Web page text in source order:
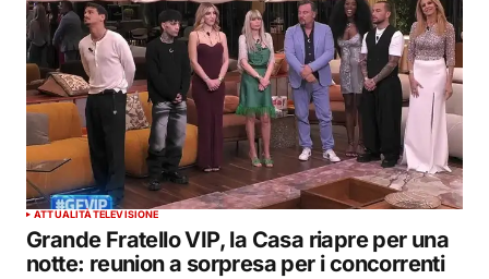
ATTUALITÀTELEVISIONE
Grande Fratello VIP, la Casa riapre per una
notte: reunion a sorpresa per i concorrenti